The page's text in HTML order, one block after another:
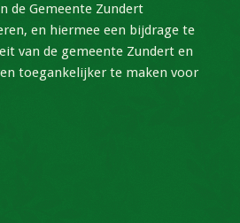
de Gemeente Zundert
en hiermee een bijdrage te
van de gemeente Zundert en
toegankelijker te maken voor